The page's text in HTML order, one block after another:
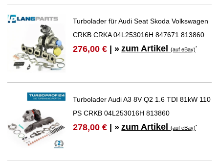
Turbolader für Audi Seat Skoda Volkswagen
CRKB CRKA 04L253016H 847671 813860
276,00 € | » zum Artikel(auf eBay)*
Turbolader Audi A3 8V Q2 1.6 TDI 81kW 110
PS CRKB 04L253016H 813860
278,00 € | » zum Artikel(auf eBay)*